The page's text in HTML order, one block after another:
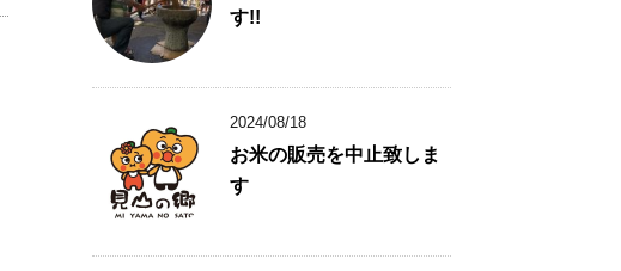
す!!
2024/08/18
お米の販売を中止致しま
す